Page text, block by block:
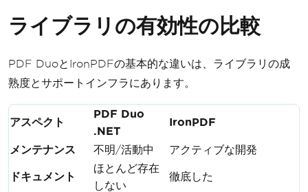
ライブラリの有効性の比較
PDF DuoとIronPDFの基本的な違いは、ライブラリの成
熟度とサポートインフラにあります。
アスペクト
PDF Duo
.NET
IronPDF
メンテナンス 不明/活動中 アクティブな開発
ドキュメント
ほとんど存在
しない
徹底した